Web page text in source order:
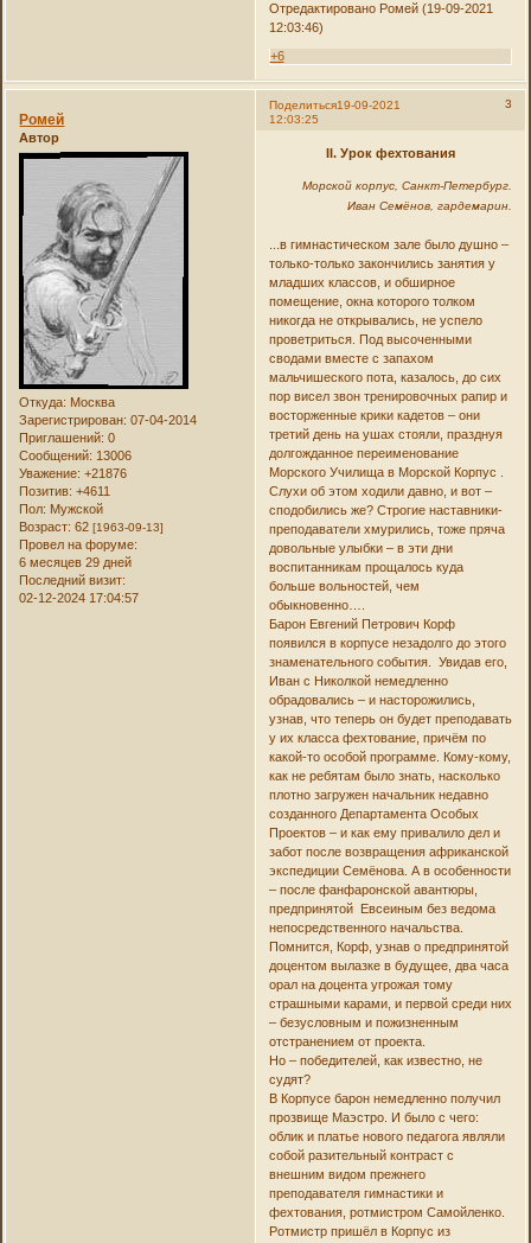
Отредактировано Ромей (19-09-2021
12:03:46)
+6
Поделиться 3
19-09-2021
12:03:25
Ромей
Автор
Откуда: Москва
Зарегистрирован: 07-04-2014
Приглашений: 0
Сообщений: 13006
Уважение: +21876
Позитив: +4611
Пол: Мужской
Возраст: 62[1963-09-13]
Провел на форуме:
6 месяцев 29 дней
Последний визит:
02-12-2024 17:04:57
II. Урок фехтования
Морской корпус, Санкт-Петербург.
Иван Семёнов, гардемарин.
...в гимнастическом зале было душно –
только-только закончились занятия у
младших классов, и обширное
помещение, окна которого толком
никогда не открывались, не успело
проветриться. Под высоченными
сводами вместе с запахом
мальчишеского пота, казалось, до сих
пор висел звон тренировочных рапир и
восторженные крики кадетов – они
третий день на ушах стояли, празднуя
долгожданное переименование
Морского Училища в Морской Корпус .
Слухи об этом ходили давно, и вот –
сподобились же? Строгие наставники-
преподаватели хмурились, тоже пряча
довольные улыбки – в эти дни
воспитанникам прощалось куда
больше вольностей, чем
обыкновенно….
Барон Евгений Петрович Корф
появился в корпусе незадолго до этого
знаменательного события. Увидав его,
Иван с Николкой немедленно
обрадовались – и насторожились,
узнав, что теперь он будет преподавать
у их класса фехтование, причём по
какой-то особой программе. Кому-кому,
как не ребятам было знать, насколько
плотно загружен начальник недавно
созданного Департамента Особых
Проектов – и как ему привалило дел и
забот после возвращения африканской
экспедиции Семёнова. А в особенности
– после фанфаронской авантюры,
предпринятой Евсеиным без ведома
непосредственного начальства.
Помнится, Корф, узнав о предпринятой
доцентом вылазке в будущее, два часа
орал на доцента угрожая тому
страшными карами, и первой среди них
– безусловным и пожизненным
отстранением от проекта.
Но – победителей, как известно, не
судят?
В Корпусе барон немедленно получил
прозвище Маэстро. И было с чего:
облик и платье нового педагога являли
собой разительный контраст с
внешним видом прежнего
преподавателя гимнастики и
фехтования, ротмистром Самойленко.
Ротмистр пришёл в Корпус из